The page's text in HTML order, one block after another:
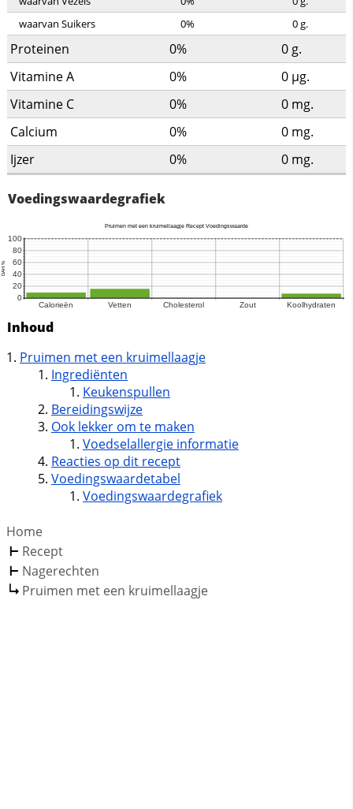
waarvan Suikers
0% 0g.
Proteinen 0% 0 g.
Vitamine A
0% 0 µg.
Vitamine C
0% 0 mg.
Calcium
0% 0 mg.
Ijzer
0% 0 mg.
Voedingswaardegrafiek
Inhoud
Pruimen met een kruimellaagje
Ingrediënten
Keukenspullen
Bereidingswijze
Ook lekker om te maken
Voedselallergie informatie
Reacties op dit recept
Voedingswaardetabel
Voedingswaardegrafiek
Home
Recept
Nagerechten
Pruimen met een kruimellaagje